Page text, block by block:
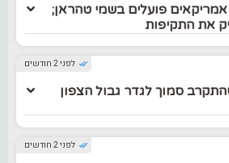
פועלים בשמי טהראן;
את התקיפות
לפני 2 חודשים
סמוך לגדר גבול הצפון
לפני 2 חודשים